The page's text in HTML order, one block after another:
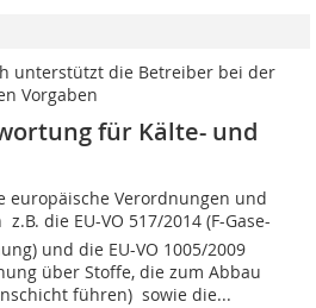
unterstützt die Betreiber bei der
Vorgaben
für Kälte- und
europäische Verordnungen und
z.B. die EU-VO 517/2014 (F-Gase-
und die EU-VO 1005/2009
über Stoffe, die zum Abbau
führen)  sowie die...